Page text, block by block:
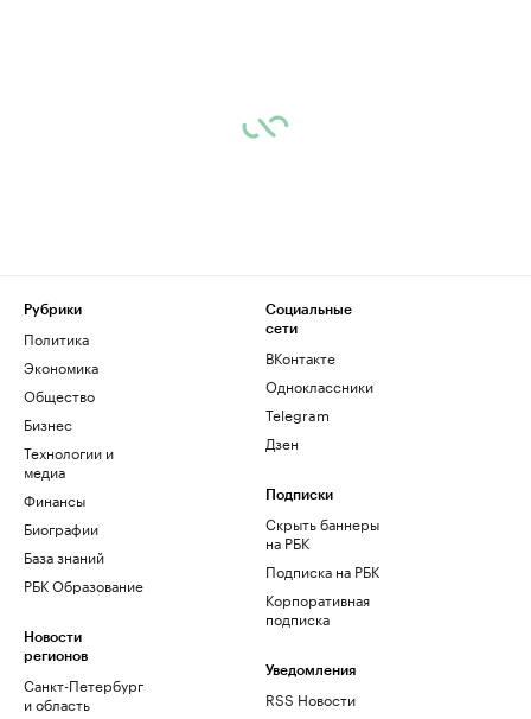
Рубрики
Политика
Экономика
Общество
Бизнес
Технологии и
медиа
Финансы
Биографии
База знаний
РБК Образование
Новости
регионов
Санкт-Петербург
и область
Социальные
сети
ВКонтакте
Одноклассники
Telegram
Дзен
Подписки
Скрыть баннеры
на РБК
Подписка на РБК
Корпоративная
подписка
Уведомления
RSS Новости